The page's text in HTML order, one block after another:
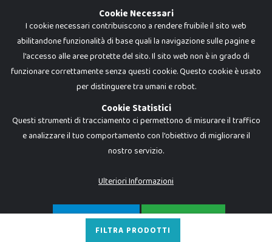
FILTRA PRODOTTI
Dadi e Mattoncini è un brand di Giocabene Srl. Ogni riproduzione o utilizzo non
I prezzi e le promozioni pubblicate potrebbero differire da quanto esposto in
P.IVA 02608090425 - REA AN201199 - C.S. 10.000 i.v.
Cookie Necessari
I cookie necessari contribuiscono a rendere fruibile il sito web
abilitandone funzionalità di base quali la navigazione sulle pagine e
l'accesso alle aree protette del sito. Il sito web non è in grado di
funzionare correttamente senza questi cookie. Questo cookie è usato
per distinguere tra umani e robot.
Cookie Statistici
Questi strumenti di tracciamento ci permettono di misurare il traffico
e analizzare il tuo comportamento con l'obiettivo di migliorare il
nostro servizio.
Ulteriori Informazioni
SOLO NECESSARI ACCETTA TUTTO